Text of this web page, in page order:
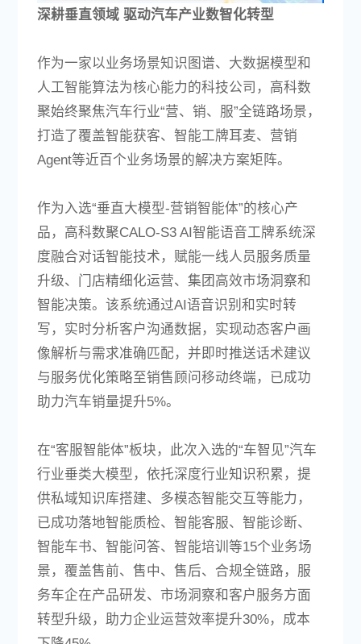
深耕垂直领域 驱动汽车产业数智化转型
作为一家以业务场景知识图谱、大数据模型和
人工智能算法为核心能力的科技公司，高科数
聚始终聚焦汽车行业“营、销、服”全链路场景，
打造了覆盖智能获客、智能工牌耳麦、营销
Agent等近百个业务场景的解决方案矩阵。
作为入选“垂直大模型-营销智能体”的核心产
品，高科数聚CALO-S3 AI智能语音工牌系统深
度融合对话智能技术，赋能一线人员服务质量
升级、门店精细化运营、集团高效市场洞察和
智能决策。该系统通过AI语音识别和实时转
写，实时分析客户沟通数据，实现动态客户画
像解析与需求准确匹配，并即时推送话术建议
与服务优化策略至销售顾问移动终端，已成功
助力汽车销量提升5%。
在“客服智能体”板块，此次入选的“车智见”汽车
行业垂类大模型，依托深度行业知识积累，提
供私域知识库搭建、多模态智能交互等能力，
已成功落地智能质检、智能客服、智能诊断、
智能车书、智能问答、智能培训等15个业务场
景，覆盖售前、售中、售后、合规全链路，服
务车企在产品研发、市场洞察和客户服务方面
转型升级，助力企业运营效率提升30%，成本